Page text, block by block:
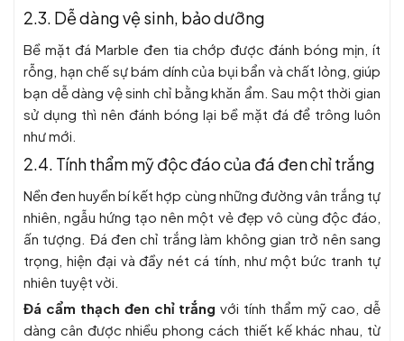
2.3. Dễ dàng vệ sinh, bảo dưỡng
Bề mặt đá Marble đen tia chớp được đánh bóng mịn, ít
rỗng, hạn chế sự bám dính của bụi bẩn và chất lỏng, giúp
bạn dễ dàng vệ sinh chỉ bằng khăn ẩm. Sau một thời gian
sử dụng thì nên đánh bóng lại bề mặt đá để trông luôn
như mới.
2.4. Tính thẩm mỹ độc đáo của đá đen chỉ trắng
Nền đen huyền bí kết hợp cùng những đường vân trắng tự
nhiên, ngẫu hứng tạo nên một vẻ đẹp vô cùng độc đáo,
ấn tượng. Đá đen chỉ trắng làm không gian trở nên sang
trọng, hiện đại và đầy nét cá tính, như một bức tranh tự
nhiên tuyệt vời.
Đá cẩm thạch đen chỉ trắng với tính thẩm mỹ cao, dễ
dàng cân được nhiều phong cách thiết kế khác nhau, từ